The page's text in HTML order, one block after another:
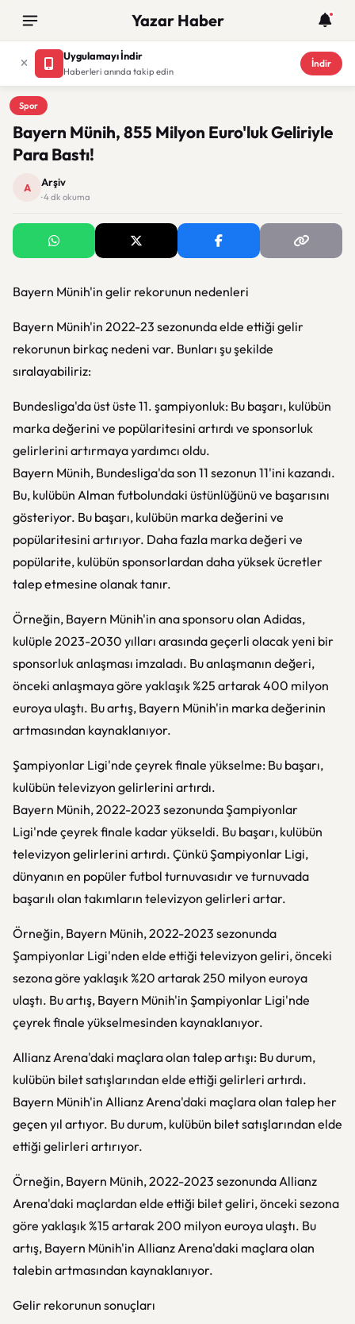
Yazar Haber
Uygulamayı İndir
Haberleri anında takip edin
İndir
Spor
Spor
Bayern Münih, 855 Milyon Euro'luk Geliriyle
Para Bastı!
A Arşiv
· 4 dk okuma
Bayern Münih'in gelir rekorunun nedenleri
Bayern Münih'in 2022-23 sezonunda elde ettiği gelir
rekorunun birkaç nedeni var. Bunları şu şekilde
sıralayabiliriz:
Bundesliga'da üst üste 11. şampiyonluk: Bu başarı, kulübün
marka değerini ve popülaritesini artırdı ve sponsorluk
gelirlerini artırmaya yardımcı oldu.
Bayern Münih, Bundesliga'da son 11 sezonun 11'ini kazandı.
Bu, kulübün Alman futbolundaki üstünlüğünü ve başarısını
gösteriyor. Bu başarı, kulübün marka değerini ve
popülaritesini artırıyor. Daha fazla marka değeri ve
popülarite, kulübün sponsorlardan daha yüksek ücretler
talep etmesine olanak tanır.
Örneğin, Bayern Münih'in ana sponsoru olan Adidas,
kulüple 2023-2030 yılları arasında geçerli olacak yeni bir
sponsorluk anlaşması imzaladı. Bu anlaşmanın değeri,
önceki anlaşmaya göre yaklaşık %25 artarak 400 milyon
euroya ulaştı. Bu artış, Bayern Münih'in marka değerinin
artmasından kaynaklanıyor.
Şampiyonlar Ligi'nde çeyrek finale yükselme: Bu başarı,
kulübün televizyon gelirlerini artırdı.
Bayern Münih, 2022-2023 sezonunda Şampiyonlar
Ligi'nde çeyrek finale kadar yükseldi. Bu başarı, kulübün
televizyon gelirlerini artırdı. Çünkü Şampiyonlar Ligi,
dünyanın en popüler futbol turnuvasıdır ve turnuvada
başarılı olan takımların televizyon gelirleri artar.
Örneğin, Bayern Münih, 2022-2023 sezonunda
Şampiyonlar Ligi'nden elde ettiği televizyon geliri, önceki
sezona göre yaklaşık %20 artarak 250 milyon euroya
ulaştı. Bu artış, Bayern Münih'in Şampiyonlar Ligi'nde
çeyrek finale yükselmesinden kaynaklanıyor.
Allianz Arena'daki maçlara olan talep artışı: Bu durum,
kulübün bilet satışlarından elde ettiği gelirleri artırdı.
Bayern Münih'in Allianz Arena'daki maçlara olan talep her
geçen yıl artıyor. Bu durum, kulübün bilet satışlarından elde
ettiği gelirleri artırıyor.
Örneğin, Bayern Münih, 2022-2023 sezonunda Allianz
Arena'daki maçlardan elde ettiği bilet geliri, önceki sezona
göre yaklaşık %15 artarak 200 milyon euroya ulaştı. Bu
artış, Bayern Münih'in Allianz Arena'daki maçlara olan
talebin artmasından kaynaklanıyor.
Gelir rekorunun sonuçları